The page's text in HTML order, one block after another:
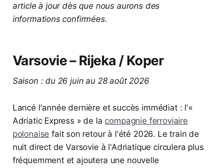
article à jour dès que nous aurons des
informations confirmées.
Varsovie – Rijeka / Koper
Saison : du 26 juin au 28 août 2026
Lancé l'année dernière et succès immédiat : l'«
Adriatic Express » de la compagnie ferroviaire
polonaise fait son retour à l'été 2026. Le train de
nuit direct de Varsovie à l'Adriatique circulera plus
fréquemment et ajoutera une nouvelle